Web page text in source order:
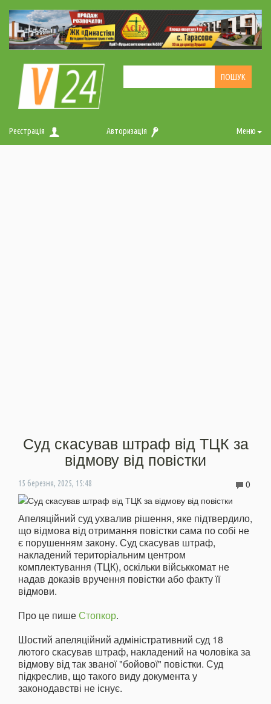
Реєстрація Авторизація Меню
Суд скасував штраф від ТЦК за
відмову від повістки
15 березня, 2025, 15:48 0
Апеляційний суд ухвалив рішення, яке підтвердило,
що відмова від отримання повістки сама по собі не
є порушенням закону. Суд скасував штраф,
накладений територіальним центром
комплектування (ТЦК), оскільки військкомат не
надав доказів вручення повістки або факту її
відмови.
Про це пишеСтопкор.
Шостий апеляційний адміністративний суд 18
лютого скасував штраф, накладений на чоловіка за
відмову від так званої "бойової" повістки. Суд
підкреслив, що такого виду документа у
законодавстві не існує.